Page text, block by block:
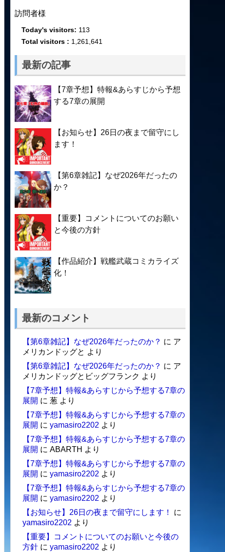
訪問者様
Today's visitors: 113
Total visitors : 1,261,641
最新の記事
【7章予想】特報&あらすじから予想
する7章の展開
【お知らせ】26日の夜まで留守にし
ます！
【第6章雑記】なぜ2026年だったの
か？
【重要】コメントについてのお願い
と今後の方針
【作品紹介】戦艦武蔵コミカライズ
化！
最新のコメント
【第6章雑記】なぜ2026年だったのか？ に ア
メリカンドッグと より
【第6章雑記】なぜ2026年だったのか？ に ア
メリカンドッグとビッグフランク より
【7章予想】特報&あらすじから予想する7章の
展開 に 葱 より
【7章予想】特報&あらすじから予想する7章の
展開 に yamasiro2202 より
【7章予想】特報&あらすじから予想する7章の
展開 に ABARTH より
【7章予想】特報&あらすじから予想する7章の
展開 に yamasiro2202 より
【7章予想】特報&あらすじから予想する7章の
展開 に yamasiro2202 より
【お知らせ】26日の夜まで留守にします！
に
yamasiro2202 より
【重要】コメントについてのお願いと今後の
方針 に yamasiro2202 より